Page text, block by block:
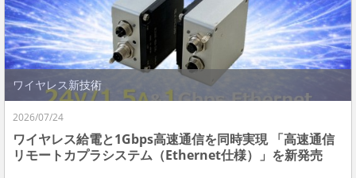
ワイヤレス新技術
2026/07/24
ワイヤレス給電と1Gbps高速通信を同時実現 「高速通信
リモートカプラシステム（Ethernet仕様）」を新発売